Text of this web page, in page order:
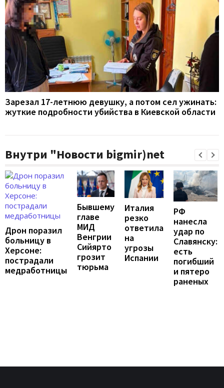
Зарезал 17-летнюю девушку, а потом сел ужинать:
жуткие подробности убийства в Киевской области
Внутри "Новости bigmir)net
Дрон поразил
больницу в
Херсоне:
пострадали
медработницы
Бывшему
главе
МИД
Венгрии
Сийярто
грозит
тюрьма
Италия
резко
ответила
на
угрозы
Испании
РФ
нанесла
удар по
Славянску:
есть
погибший
и пятеро
раненых